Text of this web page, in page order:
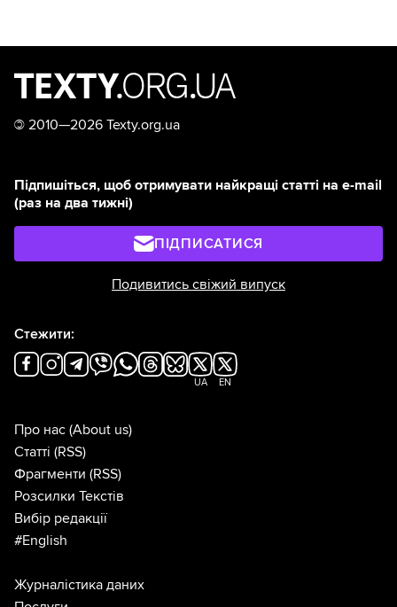
© 2010—2026 Texty.org.ua
Підпишіться, щоб отримувати найкращі статті на e-mail
(раз на два тижні)
ПІДПИСАТИСЯ
Подивитись свіжий випуск
Стежити:
UA EN
Про нас (About us)
Статті (RSS)
Фрагменти (RSS)
Розсилки Текстів
Вибір редакції
#English
Журналістика даних